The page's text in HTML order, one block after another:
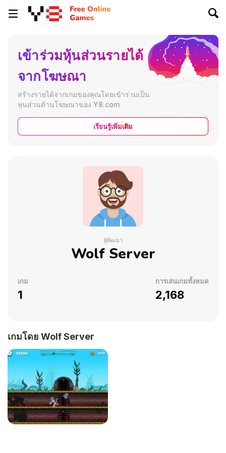
ผู้พัฒนา
Wolf Server
เกม
1
การเล่นเกมทั้งหมด
2,168
เข้าร่วมหุ้นส่วนรายได้
จากโฆษณา
สร้างรายได้จากเกมของคุณโดยเข้าร่วมเป็น
หุนส่วนด้านโฆษณาของ Y8.com
เรียนรู้เพิ่มเติม
เกมโดย Wolf Server